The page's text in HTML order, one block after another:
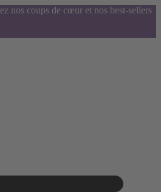
nos coups de cœur et nos best-sellers